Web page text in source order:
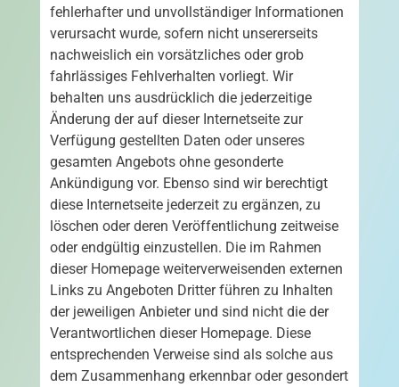
fehlerhafter und unvollständiger Informationen
verursacht wurde, sofern nicht unsererseits
nachweislich ein vorsätzliches oder grob
fahrlässiges Fehlverhalten vorliegt. Wir
behalten uns ausdrücklich die jederzeitige
Änderung der auf dieser Internetseite zur
Verfügung gestellten Daten oder unseres
gesamten Angebots ohne gesonderte
Ankündigung vor. Ebenso sind wir berechtigt
diese Internetseite jederzeit zu ergänzen, zu
löschen oder deren Veröffentlichung zeitweise
oder endgültig einzustellen. Die im Rahmen
dieser Homepage weiterverweisenden externen
Links zu Angeboten Dritter führen zu Inhalten
der jeweiligen Anbieter und sind nicht die der
Verantwortlichen dieser Homepage. Diese
entsprechenden Verweise sind als solche aus
dem Zusammenhang erkennbar oder gesondert